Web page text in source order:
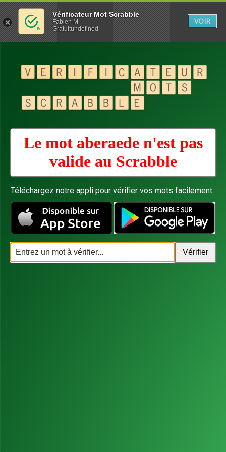
Le mot aberaede n'est pas
valide au Scrabble
Téléchargez notre appli pour vérifier vos mots facilement :
Vérificateur Mot Scrabble
Fabien M
Gratuitundefined
VOIR